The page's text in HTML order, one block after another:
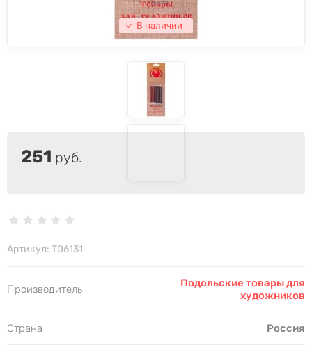
В наличии
251 руб.
Артикул: Т06131
Производитель
Подольские товары для
художников
Страна Россия